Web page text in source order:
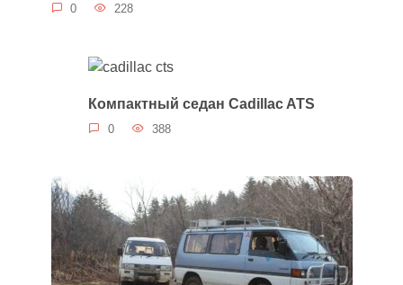
0 228
Компактный седан Cadillac ATS
0 388